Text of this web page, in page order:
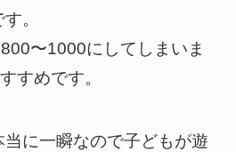
。
〜1000にしてしまいま
すめです。
に一瞬なので子どもが遊